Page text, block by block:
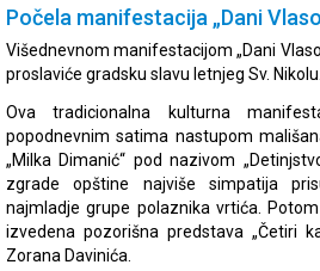
Počela manifestacija „Dani
Višednevnom manifestacijom „Dani
proslaviće gradsku slavu letnjeg Sv. Nikolu.
Ova tradicionalna kulturna
popodnevnim satima nastupom
„Milka Dimanić“ pod nazivom
zgrade opštine najviše simpatija
najmladje grupe polaznika vrtića.
izvedena pozorišna predstava „Četiri
Zorana Davinića.